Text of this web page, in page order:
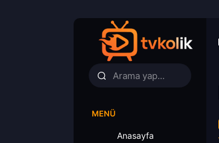
MENÜ
Anasayfa